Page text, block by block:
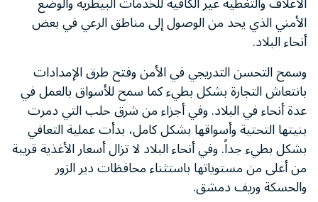
الأمني الذي يحد من الوصول إلى مناطق الرعي في بعض
أنحاء البلاد.
وسمح التحسن التدريجي في الأمن وفتح طرق الإمدادات
بانتعاش التجارة بشكل بطيء كما سمح للأسواق بالعمل في
عدة أنحاء في البلاد. وفي أجزاء من شرق حلب التي دمرت
بنيتها التحتية وأسواقها بشكل كامل، بدأت عملية التعافي
بشكل بطيء جداً. وفي أنحاء البلاد لا تزال أسعار الأغذية قريبة
من أعلى من مستوياتها باستثناء محافظات دير الزور
والحسكة وريف دمشق.